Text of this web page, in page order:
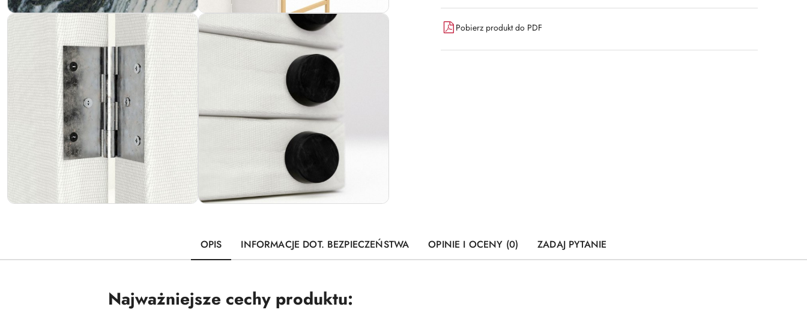
Pobierz produkt do PDF
OPIS INFORMACJE DOT. BEZPIECZEŃSTWA OPINIE I OCENY (0) ZADAJ PYTANIE
Najważniejsze cechy produktu: